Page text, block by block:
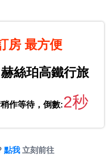
房 最方便
赫絲珀高鐵行旅
作等待，倒數:2秒
點我 立刻前往